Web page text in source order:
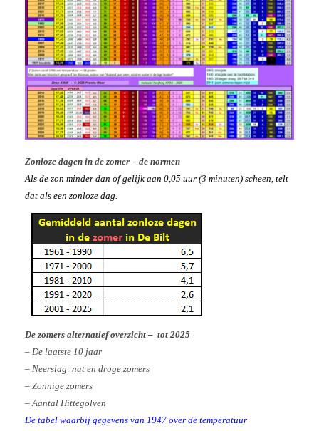
Zonloze dagen in de zomer – de normen
Als de zon minder dan of gelijk aan 0,05 uur (3 minuten) scheen, telt
dat als een zonloze dag.
De zomers alternatief overzicht – tot 2025
– De laatste 10 jaar
– Neerslag: nat en droge zomers
– Zonnige zomers
– Aantal Hittegolven
De tabel waarbij gegevens van 1947 over de temperatuur